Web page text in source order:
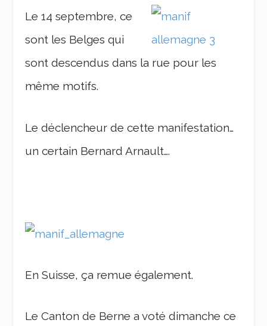
Le 14 septembre, ce
sont les Belges qui
sont descendus dans la rue pour les
même motifs.
Le déclencheur de cette manifestation…
un certain Bernard Arnault….
En Suisse, ça remue également.
Le Canton de Berne a voté dimanche ce